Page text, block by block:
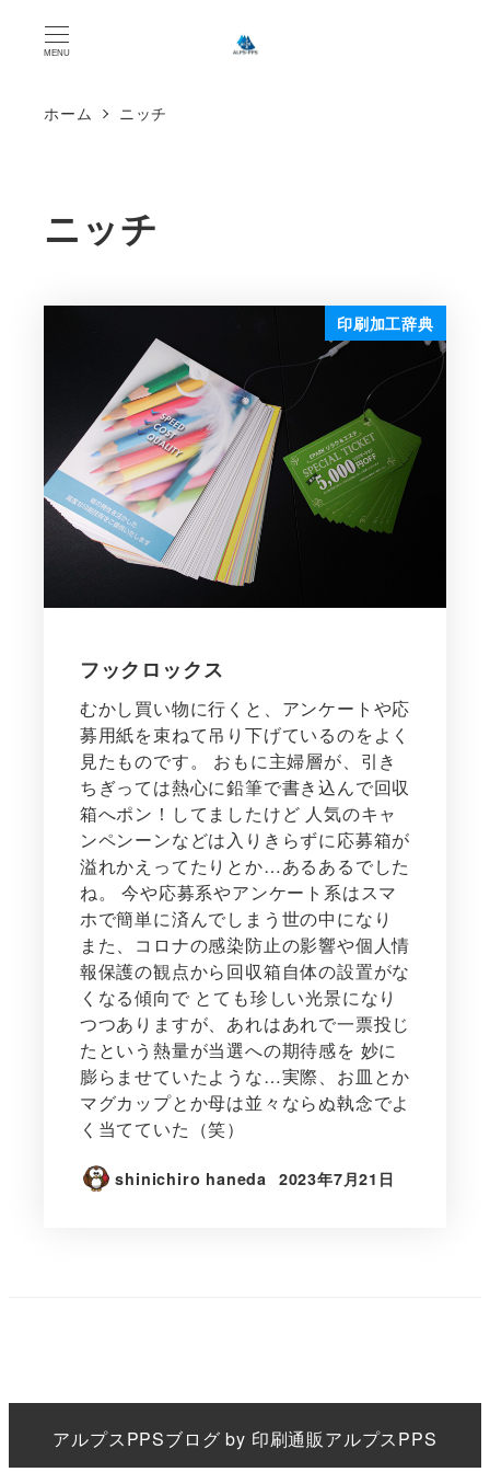
MENU
ホーム ニッチ
ニッチ
印刷加工辞典
フックロックス
むかし買い物に行くと、アンケートや応
募用紙を束ねて吊り下げているのをよく
見たものです。 おもに主婦層が、引き
ちぎっては熱心に鉛筆で書き込んで回収
箱へポン！してましたけど 人気のキャ
ンペンーンなどは入りきらずに応募箱が
溢れかえってたりとか…あるあるでした
ね。 今や応募系やアンケート系はスマ
ホで簡単に済んでしまう世の中になり
また、コロナの感染防止の影響や個人情
報保護の観点から回収箱自体の設置がな
くなる傾向で とても珍しい光景になり
つつありますが、あれはあれで一票投じ
たという熱量が当選への期待感を 妙に
膨らませていたような…実際、お皿とか
マグカップとか母は並々ならぬ執念でよ
く当てていた（笑）
shinichiro haneda 2023年7月21日
アルプスPPSブログ by 印刷通販アルプスPPS